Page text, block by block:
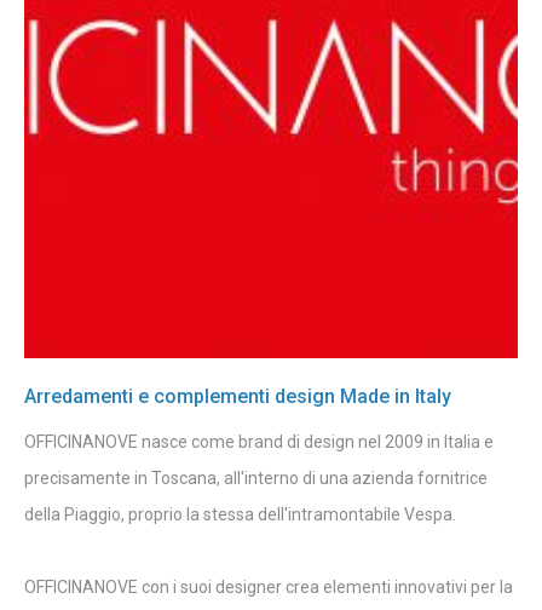
Arredamenti e complementi design Made in Italy
OFFICINANOVE nasce come brand di design nel 2009 in Italia e
precisamente in Toscana, all'interno di una azienda fornitrice
della Piaggio, proprio la stessa dell'intramontabile Vespa.
OFFICINANOVE con i suoi designer crea elementi innovativi per la